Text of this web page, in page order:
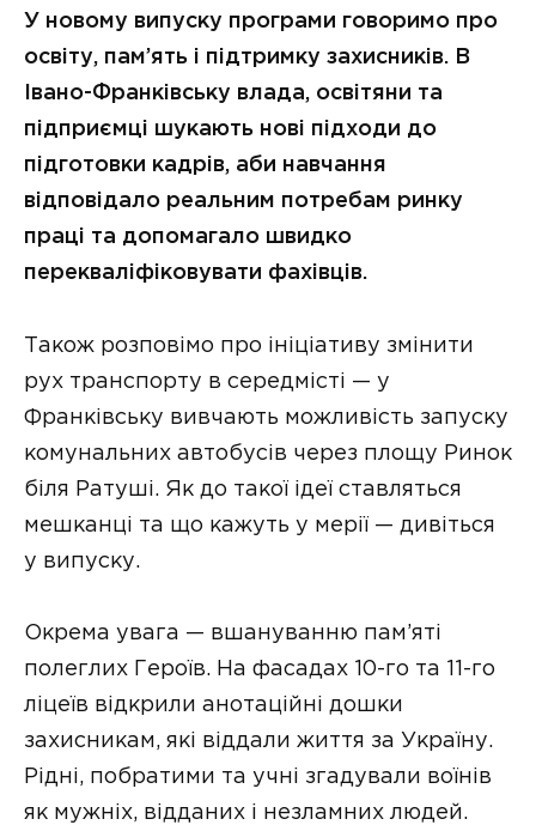
У новому випуску програми говоримо про
освіту, пам’ять і підтримку захисників. В
Івано-Франківську влада, освітяни та
підприємці шукають нові підходи до
підготовки кадрів, аби навчання
відповідало реальним потребам ринку
праці та допомагало швидко
перекваліфіковувати фахівців.
Також розповімо про ініціативу змінити
рух транспорту в середмісті — у
Франківську вивчають можливість запуску
комунальних автобусів через площу Ринок
біля Ратуші. Як до такої ідеї ставляться
мешканці та що кажуть у мерії — дивіться
у випуску.
Окрема увага — вшануванню пам’яті
полеглих Героїв. На фасадах 10-го та 11-го
ліцеїв відкрили анотаційні дошки
захисникам, які віддали життя за Україну.
Рідні, побратими та учні згадували воїнів
як мужніх, відданих і незламних людей.